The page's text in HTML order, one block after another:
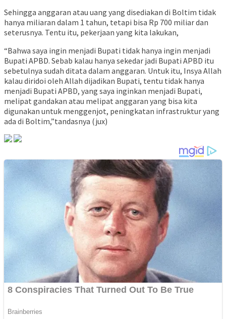
Sehingga anggaran atau uang yang disediakan di Boltim tidak
hanya miliaran dalam 1 tahun, tetapi bisa Rp 700 miliar dan
seterusnya. Tentu itu, pekerjaan yang kita lakukan,
“Bahwa saya ingin menjadi Bupati tidak hanya ingin menjadi
Bupati APBD. Sebab kalau hanya sekedar jadi Bupati APBD itu
sebetulnya sudah ditata dalam anggaran. Untuk itu, Insya Allah
kalau diridoi oleh Allah dijadikan Bupati, tentu tidak hanya
menjadi Bupati APBD, yang saya inginkan menjadi Bupati,
melipat gandakan atau melipat anggaran yang bisa kita
digunakan untuk menggenjot, peningkatan infrastruktur yang
ada di Boltim,”tandasnya (jux)